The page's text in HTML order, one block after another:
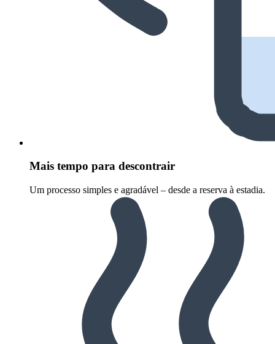
Mais tempo para descontrair
Um processo simples e agradável – desde a reserva à estadia.